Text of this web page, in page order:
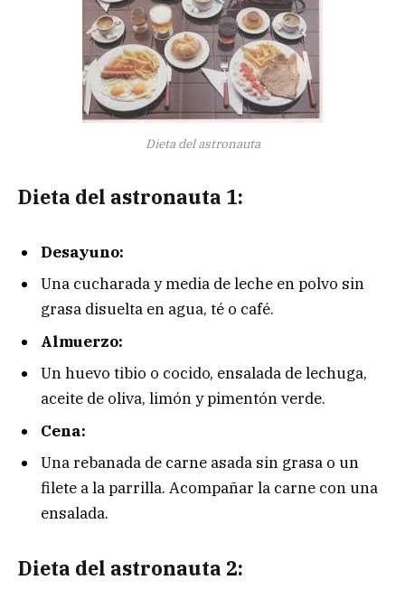
Dieta del astronauta
Dieta del astronauta 1:
Desayuno:
Una cucharada y media de leche en polvo sin
grasa disuelta en agua, té o café.
Almuerzo:
Un huevo tibio o cocido, ensalada de lechuga,
aceite de oliva, limón y pimentón verde.
Cena:
Una rebanada de carne asada sin grasa o un
filete a la parrilla. Acompañar la carne con una
ensalada.
Dieta del astronauta 2: